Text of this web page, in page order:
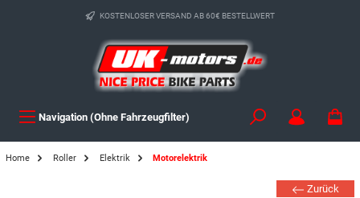
KOSTENLOSER VERSAND AB 60€ BESTELLWERT
Navigation (Ohne Fahrzeugfilter)
Home Roller Elektrik Motorelektrik
Zurück